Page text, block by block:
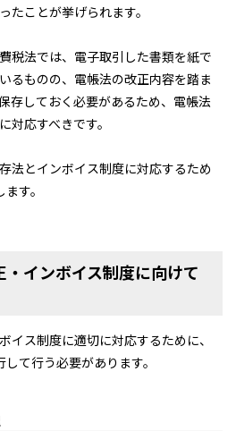
たことが挙げられます。
税法では、電子取引した書類を紙で
るものの、電帳法の改正内容を踏ま
存しておく必要があるため、電帳法
対応すべきです。
法とインボイス制度に対応するため
す。
インボイス制度に向けて
イス制度に適切に対応するために、
て行う必要があります。